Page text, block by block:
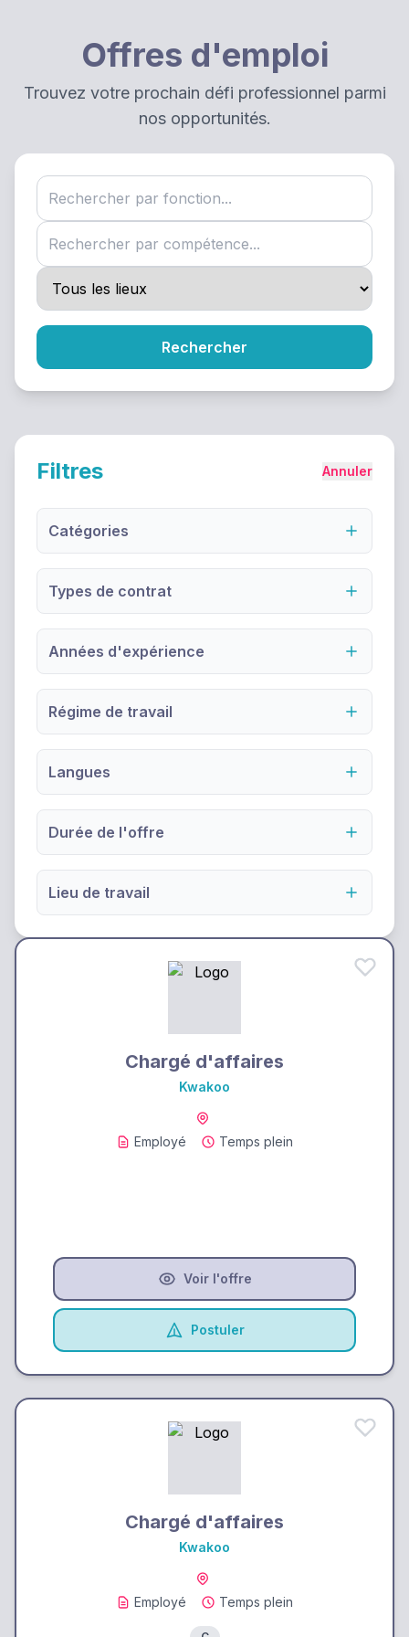
Offres d'emploi
Trouvez votre prochain défi professionnel parmi
nos opportunités.
Rechercher
Filtres Annuler
Catégories
Types de contrat
Années d'expérience
Régime de travail
Langues
Durée de l'offre
Lieu de travail
Chargé d'affaires
Kwakoo
Employé Temps plein
Voir l'offre
Postuler
Chargé d'affaires
Kwakoo
Employé Temps plein